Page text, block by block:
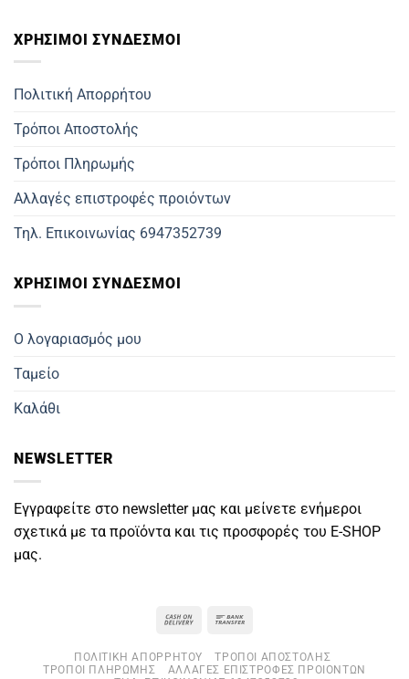
ΧΡΗΣΙΜOΙ ΣΥΝΔΕΣΜΟΙ
Πολιτική Απορρήτου
Τρόποι Αποστολής
Τρόποι Πληρωμής
Αλλαγές επιστροφές προιόντων
Τηλ. Επικοινωνίας 6947352739
ΧΡΗΣΙΜΟΙ ΣΥΝΔΕΣΜΟΙ
Ο λογαριασμός μου
Ταμείο
Καλάθι
NEWSLETTER
Εγγραφείτε στο newsletter μας και μείνετε ενήμεροι
σχετικά με τα προϊόντα και τις προσφορές του E-SHOP
μας.
Cash
Delivery
ΠΟΛΙΤΙΚΉ ΑΠΟΡΡΉΤΟΥ
ΤΡΌΠΟΙ ΑΠΟΣΤΟΛΉΣ
ΤΡΌΠΟΙ ΠΛΗΡΩΜΉΣ
ΑΛΛΑΓΈΣ ΕΠΙΣΤΡΟΦΈΣ ΠΡΟΙΌΝΤΩΝ